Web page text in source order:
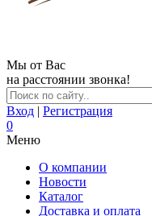
Мы от Вас
на расстоянии звонка!
Вход | Регистрация
0
Меню
О компании
Новости
Каталог
Доставка и оплата